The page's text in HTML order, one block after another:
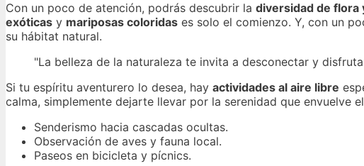
Con un poco de atención, podrás descubrir la diversidad de flora
exóticas y mariposas coloridas es solo el comienzo. Y, con un
su hábitat natural.
"La belleza de la naturaleza te invita a desconectar y
Si tu espíritu aventurero lo desea, hay actividades al aire libre
calma, simplemente dejarte llevar por la serenidad que envuelve
Senderismo hacia cascadas ocultas.
Observación de aves y fauna local.
Paseos en bicicleta y pícnics.